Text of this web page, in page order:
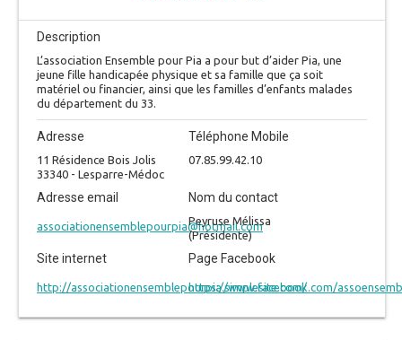
Description
L’association Ensemble pour Pia a pour but d’aider Pia, une
jeune fille handicapée physique et sa famille que ça soit
matériel ou financier, ainsi que les familles d’enfants malades
du département du 33.
Adresse
11 Résidence Bois Jolis
33340 - Lesparre-Médoc
Téléphone Mobile
07.85.99.42.10
Adresse email
associationensemblepourpia@hotmail.com
Nom du contact
Peyruse Mélissa
(Présidente)
Site internet
http://associationensemblepourpia.simplesite.com/
Page Facebook
https://www.facebook.com/